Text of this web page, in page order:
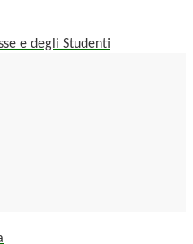
e degli Studenti